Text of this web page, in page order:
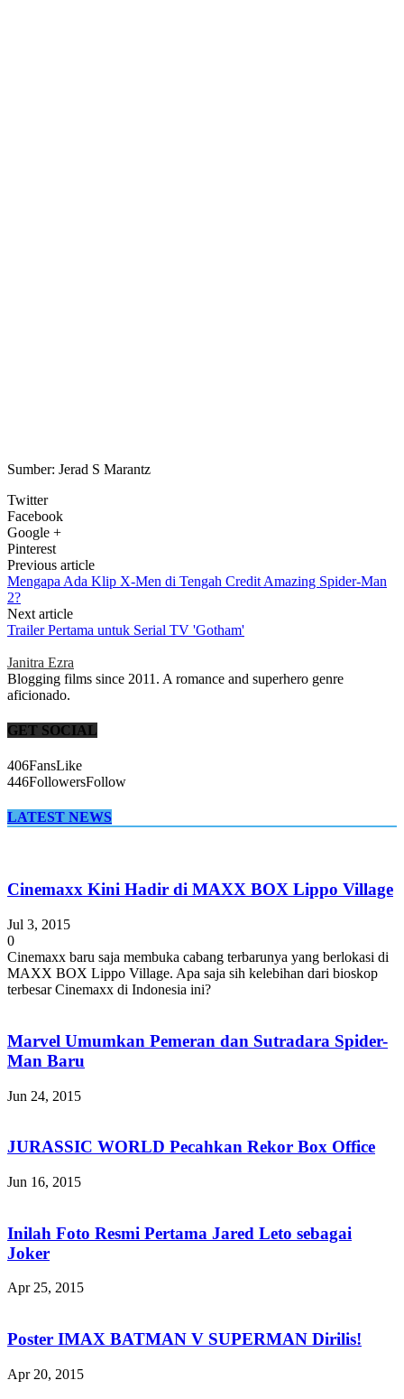
Sumber: Jerad S Marantz
Twitter
Facebook
Google +
Pinterest
Previous article
Mengapa Ada Klip X-Men di Tengah Credit Amazing Spider-Man
2?
Next article
Trailer Pertama untuk Serial TV 'Gotham'
Janitra Ezra
Blogging films since 2011. A romance and superhero genre
aficionado.
GET SOCIAL
406FansLike
446FollowersFollow
LATEST NEWS
Cinemaxx Kini Hadir di MAXX BOX Lippo Village
Jul 3, 2015
0
Cinemaxx baru saja membuka cabang terbarunya yang berlokasi di
MAXX BOX Lippo Village. Apa saja sih kelebihan dari bioskop
terbesar Cinemaxx di Indonesia ini?
Marvel Umumkan Pemeran dan Sutradara Spider-
Man Baru
Jun 24, 2015
JURASSIC WORLD Pecahkan Rekor Box Office
Jun 16, 2015
Inilah Foto Resmi Pertama Jared Leto sebagai
Joker
Apr 25, 2015
Poster IMAX BATMAN V SUPERMAN Dirilis!
Apr 20, 2015